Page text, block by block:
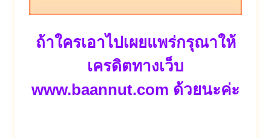
ถ้าใครเอาไปเผยแพร่กรุณาให้
เครดิตทางเว็บ
www.baannut.com ด้วยนะค่ะ